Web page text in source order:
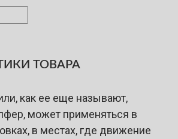
ТОВАРА
как ее еще называют,
может применяться в
в местах, где движение